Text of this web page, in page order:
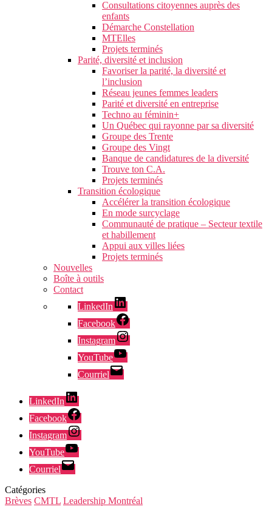
Consultations citoyennes auprès des
enfants
Démarche Constellation
MTElles
Projets terminés
Parité, diversité et inclusion
Favoriser la parité, la diversité et
l’inclusion
Réseau jeunes femmes leaders
Parité et diversité en entreprise
Techno au féminin+
Un Québec qui rayonne par sa diversité
Groupe des Trente
Groupe des Vingt
Banque de candidatures de la diversité
Trouve ton C.A.
Projets terminés
Transition écologique
Accélérer la transition écologique
En mode surcyclage
Communauté de pratique – Secteur textile
et habillement
Appui aux villes liées
Projets terminés
Nouvelles
Boîte à outils
Contact
LinkedIn
Facebook
Instagram
YouTube
Courriel
LinkedIn
Facebook
Instagram
YouTube
Courriel
Catégories
Brèves CMTL Leadership Montréal